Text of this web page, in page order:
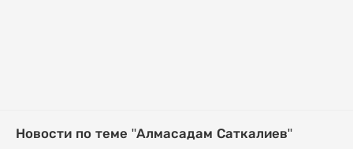
Новости по теме "Алмасадам Саткалиев"